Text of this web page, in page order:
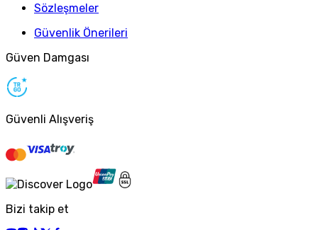
Sözleşmeler
Güvenlik Önerileri
Güven Damgası
Güvenli Alışveriş
Bizi takip et